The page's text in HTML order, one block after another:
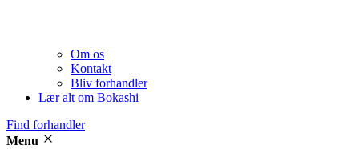
Om os
Kontakt
Bliv forhandler
Lær alt om Bokashi
Find forhandler
Menu